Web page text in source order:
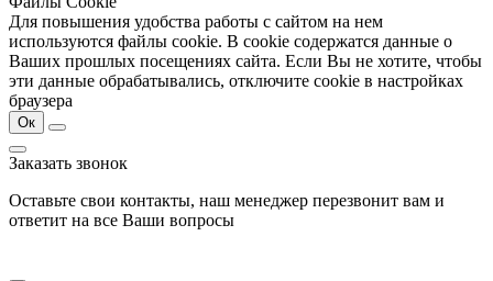
Для повышения удобства работы с сайтом на нем
используются файлы cookie. В cookie содержатся данные о
Ваших прошлых посещениях сайта. Если Вы не хотите, чтобы
эти данные обрабатывались, отключите cookie в настройках
браузера
Ок
Заказать звонок
Оставьте свои контакты, наш менеджер перезвонит вам и
ответит на все Ваши вопросы